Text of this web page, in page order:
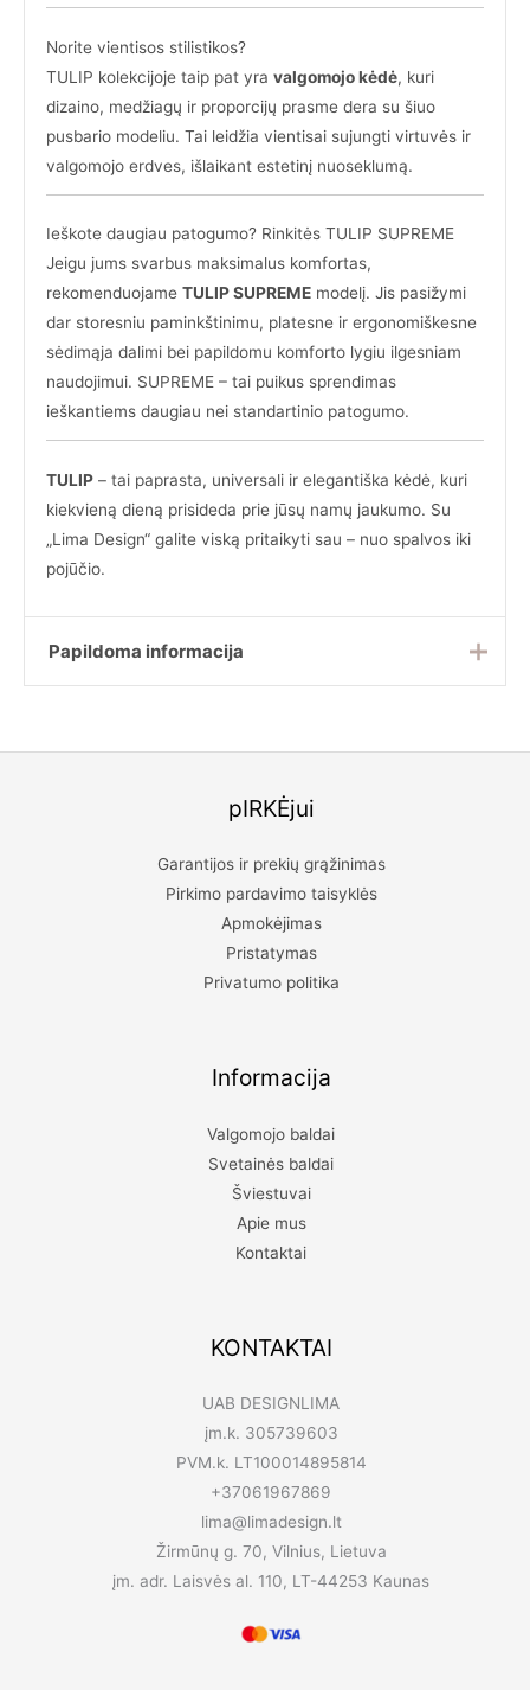
Norite vientisos stilistikos?
TULIP kolekcijoje taip pat yra valgomojo kėdė, kuri
dizaino, medžiagų ir proporcijų prasme dera su šiuo
pusbario modeliu. Tai leidžia vientisai sujungti virtuvės ir
valgomojo erdves, išlaikant estetinį nuoseklumą.
Ieškote daugiau patogumo? Rinkitės TULIP SUPREME
Jeigu jums svarbus maksimalus komfortas,
rekomenduojame TULIP SUPREMEmodelį. Jis pasižymi
dar storesniu paminkštinimu, platesne ir ergonomiškesne
sėdimąja dalimi bei papildomu komforto lygiu ilgesniam
naudojimui. SUPREME – tai puikus sprendimas
ieškantiems daugiau nei standartinio patogumo.
TULIP– tai paprasta, universali ir elegantiška kėdė, kuri
kiekvieną dieną prisideda prie jūsų namų jaukumo. Su
„Lima Design“ galite viską pritaikyti sau – nuo spalvos iki
pojūčio.
Papildoma informacija
92 cm
Kėdės sėdėjimo
66 cm
Individuali spalva
Individuali spalva
pIRKĖjui
Garantijos ir prekių grąžinimas
Pirkimo pardavimo taisyklės
Apmokėjimas
Pristatymas
Privatumo politika
Informacija
Valgomojo baldai
Svetainės baldai
Šviestuvai
Apie mus
Kontaktai
KONTAKTAI
UAB DESIGNLIMA
įm.k. 305739603
PVM.k. LT100014895814
+37061967869
lima@limadesign.lt
Žirmūnų g. 70, Vilnius, Lietuva
įm. adr. Laisvės al. 110, LT-44253 Kaunas